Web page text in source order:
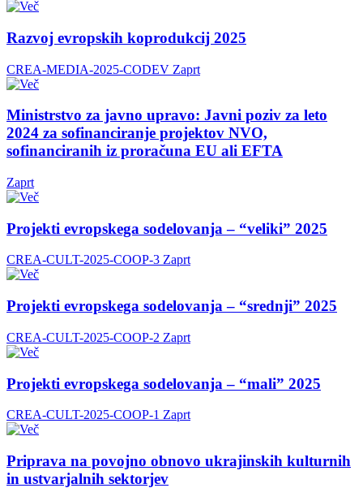
Razvoj evropskih koprodukcij 2025
CREA-MEDIA-2025-CODEV Zaprt
Ministrstvo za javno upravo: Javni poziv za leto
2024 za sofinanciranje projektov NVO,
sofinanciranih iz proračuna EU ali EFTA
Zaprt
Projekti evropskega sodelovanja – “veliki” 2025
CREA-CULT-2025-COOP-3 Zaprt
Projekti evropskega sodelovanja – “srednji” 2025
CREA-CULT-2025-COOP-2 Zaprt
Projekti evropskega sodelovanja – “mali” 2025
CREA-CULT-2025-COOP-1 Zaprt
Priprava na povojno obnovo ukrajinskih kulturnih
in ustvarjalnih sektorjev